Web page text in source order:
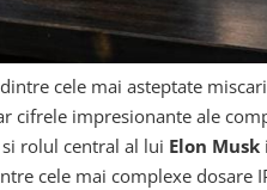
cele mai asteptate
cifrele impresionante ale
rolul central al lui Elon Musk
cele mai complexe dosare